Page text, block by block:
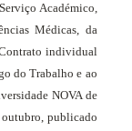
Académico,
Médicas, da
individual
do Trabalho e ao
NOVA de
publicado